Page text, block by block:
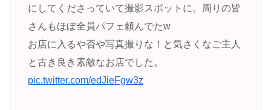
にしてくださっていて撮影スポットに。周りの皆
さんもほぼ全員パフェ頼んでたw
お店に入るや否や写真撮りな！と気さくなご主人
と古き良き素敵なお店でした。
pic.twitter.com/edJieFgw3z